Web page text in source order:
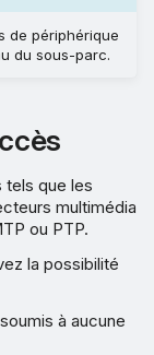
de périphérique
du sous-parc.
tels que les
multimédia
ou PTP.
la possibilité
à aucune